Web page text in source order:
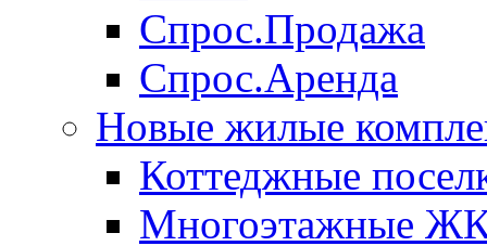
Спрос.Продажа
Спрос.Аренда
Новые жилые
Коттеджные
Многоэтажные